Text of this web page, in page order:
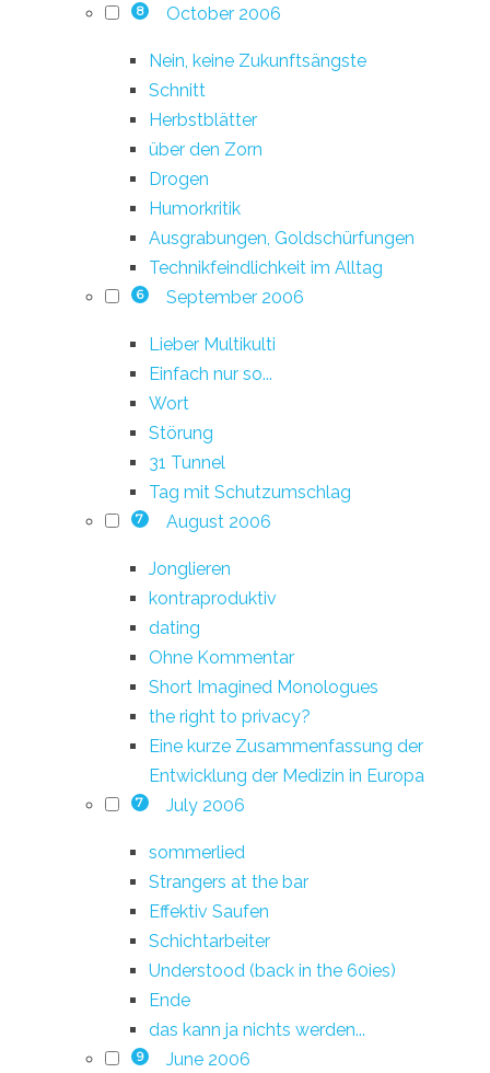
8 October 2006
Nein, keine Zukunftsängste
Schnitt
Herbstblätter
über den Zorn
Drogen
Humorkritik
Ausgrabungen, Goldschürfungen
Technikfeindlichkeit im Alltag
6 September 2006
Lieber Multikulti
Einfach nur so...
Wort
Störung
31 Tunnel
Tag mit Schutzumschlag
7 August 2006
Jonglieren
kontraproduktiv
dating
Ohne Kommentar
Short Imagined Monologues
the right to privacy?
Eine kurze Zusammenfassung der
Entwicklung der Medizin in Europa
7 July 2006
sommerlied
Strangers at the bar
Effektiv Saufen
Schichtarbeiter
Understood (back in the 60ies)
Ende
das kann ja nichts werden...
9 June 2006